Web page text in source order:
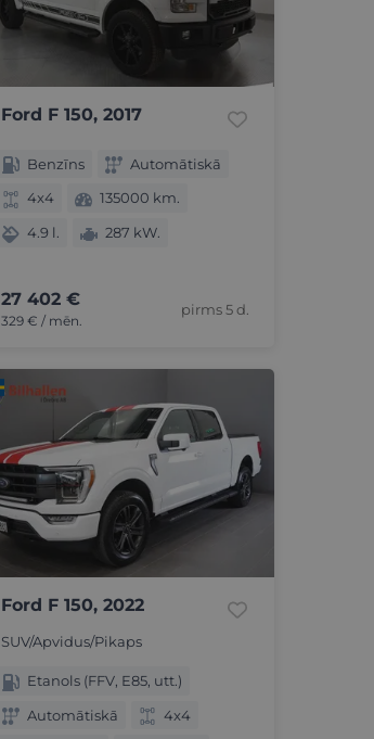
Ford F 150, 2017
Benzīns
Automātiskā
4x4
135000 km.
4.9 l.
287 kW.
27 402 €
329 € / mēn.
pirms 5 d.
Ford F 150, 2022
SUV/Apvidus/Pikaps
Etanols (FFV, E85, utt.)
Automātiskā
4x4